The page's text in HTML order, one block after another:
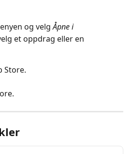
og velg Åpne i
et oppdrag eller en
Store.